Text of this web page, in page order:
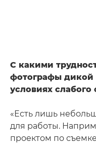
С какими
фотографы дикой
условиях
«Есть лишь
для работы.
проектом по